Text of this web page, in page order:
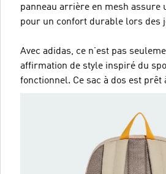
panneau arrière en mesh assure
pour un confort durable lors des
Avec adidas, ce n’est pas
affirmation de style inspiré du
fonctionnel. Ce sac à dos est prêt